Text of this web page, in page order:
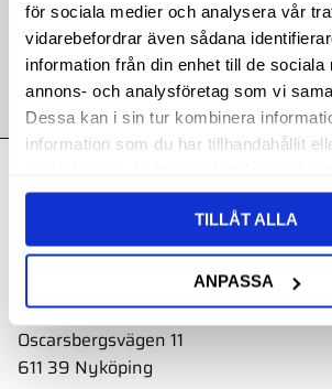
för sociala medier och analysera vår
vidarebefordrar även sådana
information från din enhet till de sociala
annons- och analysföretag som vi
Dessa kan i sin tur kombinera
information som du har tillhandahållit
TILLÅT ALLA
ANPASSA
Kontakt
Telefon:0155-332 05
E-post:order@svith.se
Oscarsbergsvägen 11
611 39 Nyköping